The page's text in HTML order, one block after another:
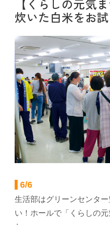
農産物直
農畜産
部会
こだわ
営農
営農資
【くらしの元気
炊いた白米をお
6/6
生活部はグリーンセンター
い！ホールで「くらしの元